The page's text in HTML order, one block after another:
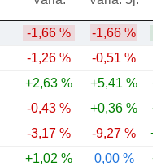
-1,66 % -1,66 %
-1,26 % -0,51 %
+2,63 % +5,41 %
-0,43 % +0,36 %
-3,17 % -9,27 %
+1,02 % 0,00 %